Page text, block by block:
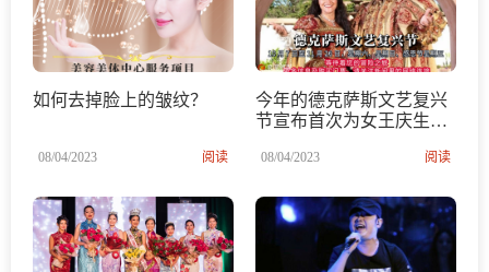
如何去掉脸上的皱纹？
08/04/2023 阅读
今年的德克萨斯文艺复兴
节宣布首次为女王庆生，
哦！
08/04/2023 阅读